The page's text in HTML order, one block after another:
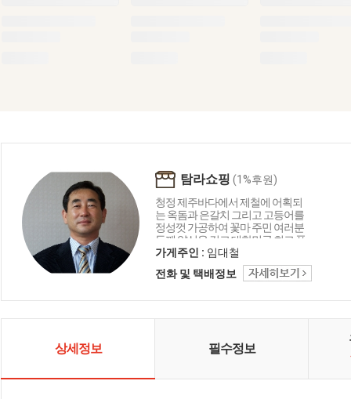
탐라쇼핑 (1%후원)
청정 제주바다에서 제철에 어획되
는 옥돔과 은갈치 그리고 고등어를
정성껏 가공하여 꽃마 주민 여러분
들께 양심을 걸고 대한민국 최고 품
질의 제품을 최적의 가격에 공급할
것을 약속드립니다. 미국 FDA등록업
체( UFI. .690521397) UFI. . Unique
가게주인 : 임대철
전화 및 택배정보
상세정보 필수정보